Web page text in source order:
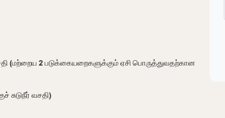
(மற்றைய 2 படுக்கையறைகளுக்கும் ஏசி பொருத்துவதற்கான
சுடுநீர் வசதி)